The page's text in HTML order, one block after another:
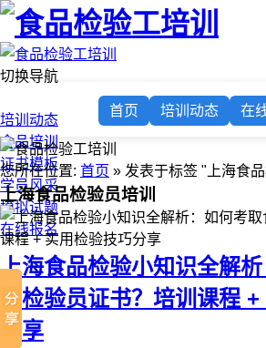
切换导航
培训动态
食品培训
证书模板
学员风采
模拟试题
在线报名
首页 培训动态 在
您所在位置: 首页 » 发表于标签 "上海食
上海食品检验员培训
上海食品检验小知识全解
品检验员证书？培训课程
分享